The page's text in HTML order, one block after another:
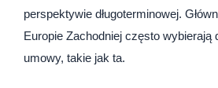
perspektywie długoterminowej.
Europie Zachodniej często wybierają
umowy, takie jak ta.